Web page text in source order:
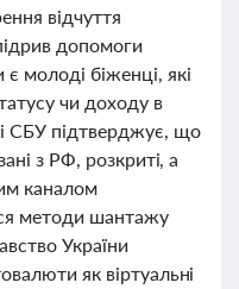
відчуття
допомоги
молоді біженці, які
чи доходу в
СБУ підтверджує, що
з РФ, розкриті, а
каналом
методи шантажу
України
як віртуальні